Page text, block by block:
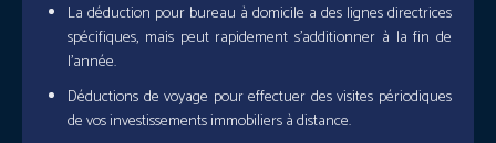
La déduction pour bureau à domicile a des lignes directrices
spécifiques, mais peut rapidement s’additionner à la fin de
l’année.
Déductions de voyage pour effectuer des visites périodiques
de vos investissements immobiliers à distance.